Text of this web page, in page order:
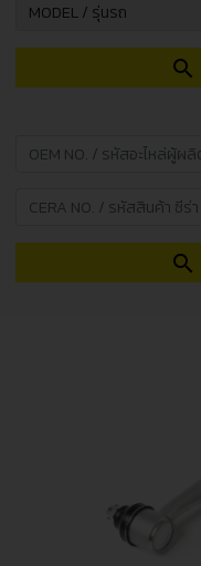
search
search